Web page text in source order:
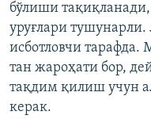
бўлиши
уруғлари
исботловчи тарафда.
тан жароҳати бор,
тақдим қилиш учун
керак.